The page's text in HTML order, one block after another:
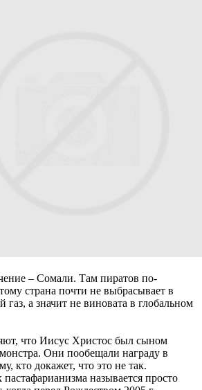
– Сомали. Там пиратов по-
страна почти не выбрасывает в
газ, а значит не виновата в глобальном
что Иисус Христос был сыном
Они пообещали награду в
кто докажет, что это не так.
называется просто